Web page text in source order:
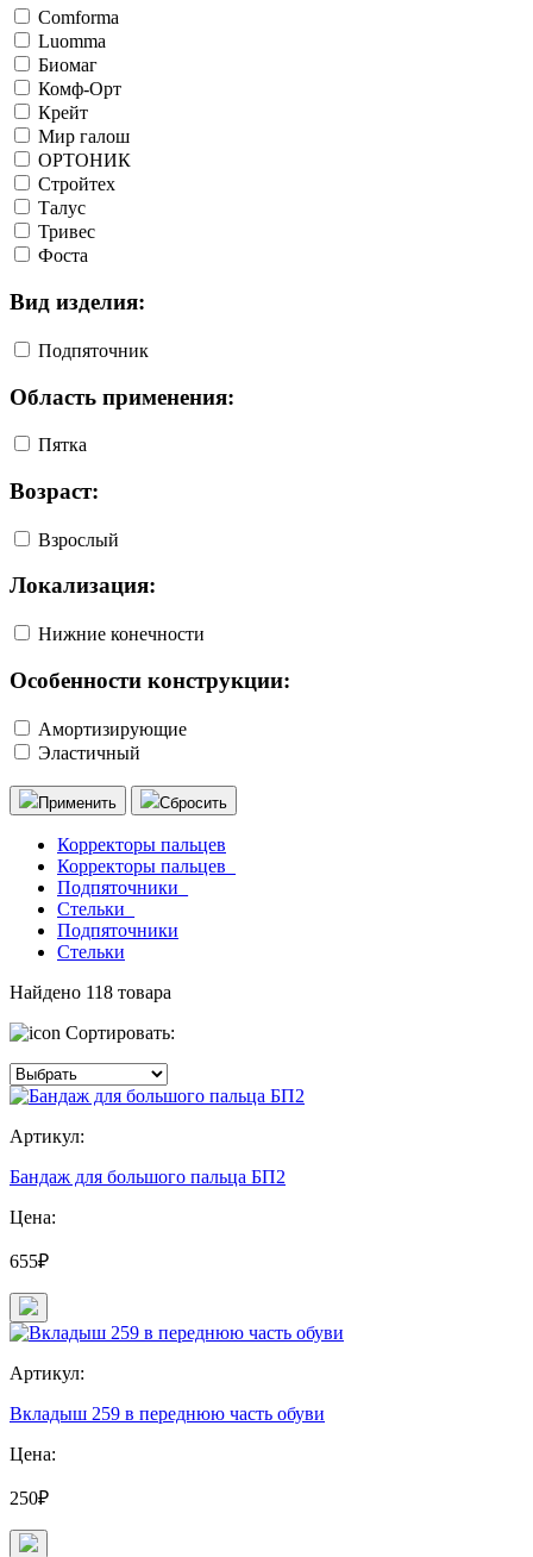
Comforma
Luomma
Биомаг
Комф-Орт
Крейт
Мир галош
ОРТОНИК
Стройтех
Талус
Тривес
Фоста
Вид изделия:
Подпяточник
Область применения:
Пятка
Возраст:
Взрослый
Локализация:
Нижние конечности
Особенности конструкции:
Амортизирующие
Эластичный
Применить Сбросить
Корректоры пальцев
Корректоры пальцев_
Подпяточники_
Стельки_
Подпяточники
Стельки
Найдено 118 товара
Сортировать:
Артикул:
Бандаж для большого пальца БП2
Цена:
655₽
Артикул:
Вкладыш 259 в переднюю часть обуви
Цена:
250₽